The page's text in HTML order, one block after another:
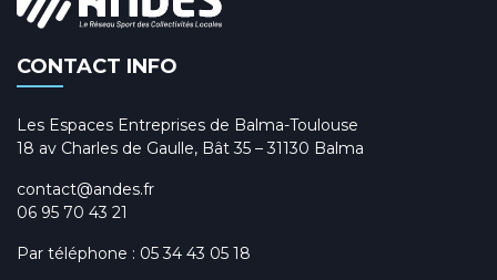
CONTACT INFO
Les Espaces Entreprises de Balma-Toulouse
18 av Charles de Gaulle, Bât 35 – 31130 Balma
contact@andes.fr
06 95 70 43 21
Par téléphone : 05 34 43 05 18